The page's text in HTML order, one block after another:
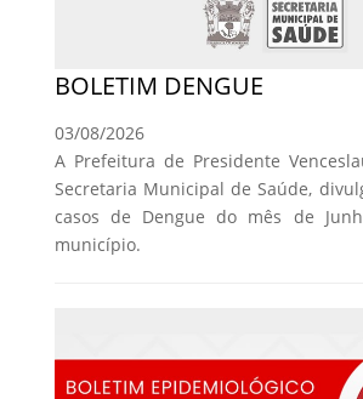
BOLETIM DENGUE
03/08/2026
A Prefeitura de Presidente
Secretaria Municipal de Saúde,
casos de Dengue do mês de
município.